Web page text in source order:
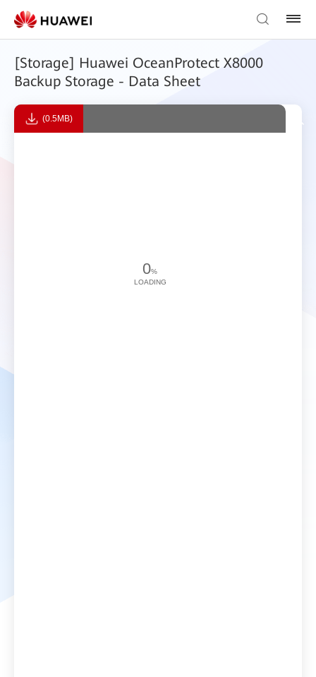
[Storage] Huawei OceanProtect X8000
Backup Storage - Data Sheet
(0.5MB)
0%
LOADING